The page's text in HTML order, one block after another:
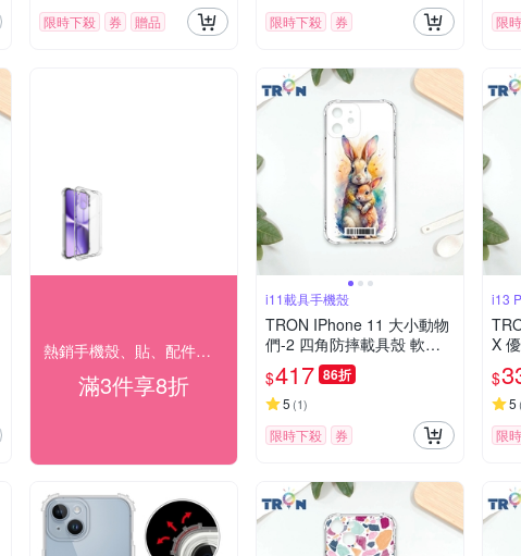
限時下殺 券 贈品 限時下殺 券 限
熱銷手機殼、貼、配件▼限時下殺85折
滿3件享8折
i11載具手機殼
TRON IPhone 11 大小動物
們-2 四角防摔載具殼 軟殼
手機殼
$417 86折
5 (1)
限時下殺 券
i13
X
殼
$
5 (
限